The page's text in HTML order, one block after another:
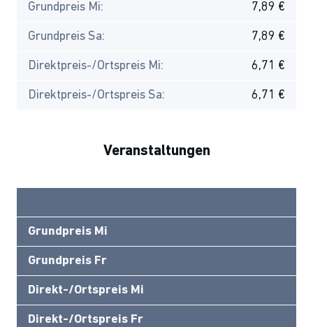
Grundpreis Mi: 7,89 €
Grundpreis Sa: 7,89 €
Direktpreis-/Ortspreis Mi: 6,71 €
Direktpreis-/Ortspreis Sa: 6,71 €
Veranstaltungen
Grundpreis Mi
Grundpreis Fr
Direkt-/Ortspreis Mi
Direkt-/Ortspreis Fr